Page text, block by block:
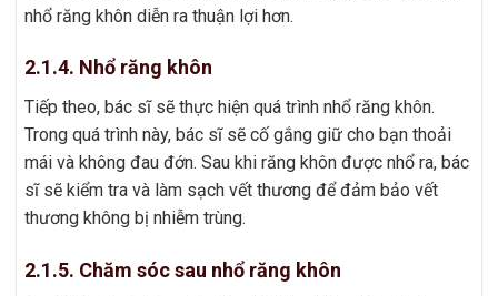
nhổ răng khôn diễn ra thuận lợi hơn.
2.1.4. Nhổ răng khôn
Tiếp theo, bác sĩ sẽ thực hiện quá trình nhổ răng khôn.
Trong quá trình này, bác sĩ sẽ cố gắng giữ cho bạn thoải
mái và không đau đớn. Sau khi răng khôn được nhổ ra, bác
sĩ sẽ kiểm tra và làm sạch vết thương để đảm bảo vết
thương không bị nhiễm trùng.
2.1.5. Chăm sóc sau nhổ răng khôn